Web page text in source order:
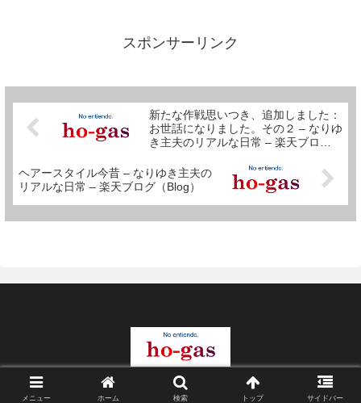
話。家にテレビカメラが入る？？
掃除が・・・ それより受信料払スポンサーリンク
新たな作戦思いつき、追加しました：
お世話になりました。その２ – なりゆ
き主夫のリアルな日常 – 楽天ブログ
ヘアースタイル今昔 – なりゆき主夫の
リアルな日常 – 楽天ブログ（Blog）
© 2004 穂ガスドットコム.
メニュー ホーム 検索 トップ サイドバー